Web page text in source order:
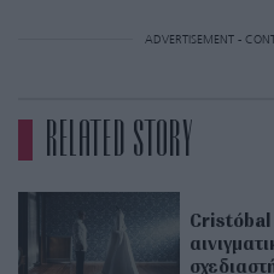
ADVERTISEMENT -
RELATED STORY
Cristóbal